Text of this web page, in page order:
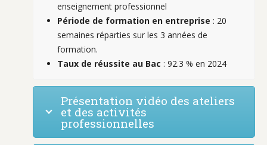
enseignement professionnel
Période de formation en entreprise : 20
semaines réparties sur les 3 années de
formation.
Taux de réussite au Bac : 92.3 % en 2024
Présentation vidéo des ateliers
et des activités
professionnelles